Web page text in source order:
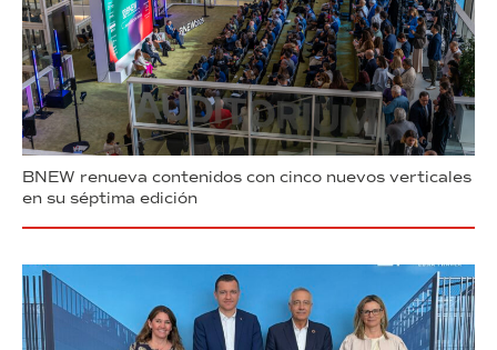
BNEW renueva contenidos con cinco nuevos verticales
en su séptima edición